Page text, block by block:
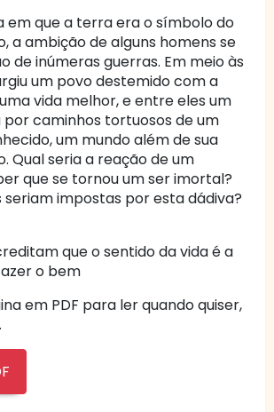
em que a terra era o símbolo do
a ambição de alguns homens se
de inúmeras guerras. Em meio às
um povo destemido com a
vida melhor, e entre eles um
por caminhos tortuosos de um
um mundo além de sua
Qual seria a reação de um
que se tornou um ser imortal?
seriam impostas por esta dádiva?
que o sentido da vida é a
o bem
em PDF para ler quando quiser,